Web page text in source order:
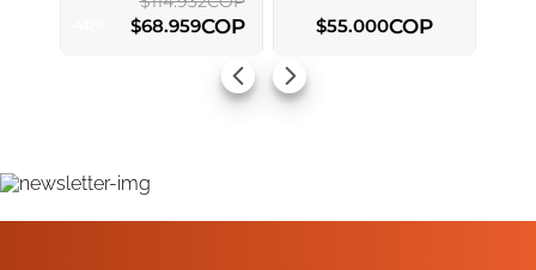
$68.959COP $55.000COP